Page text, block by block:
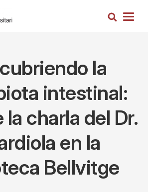
Busca
la
intestinal:
charla del Dr.
en la
Bellvitge